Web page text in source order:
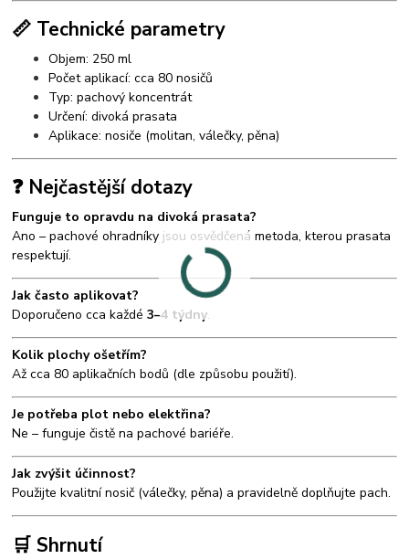
📏 Technické parametry
Objem: 250 ml
Počet aplikací: cca 80 nosičů
Typ: pachový koncentrát
Určení: divoká prasata
Aplikace: nosiče (molitan, válečky, pěna)
❓ Nejčastější dotazy
Funguje to opravdu na divoká prasata?
Ano – pachové ohradníky jsou osvědčená metoda, kterou prasata
respektují.
Jak často aplikovat?
Doporučeno cca každé3–4 týdny.
Kolik plochy ošetřím?
Až cca 80 aplikačních bodů (dle způsobu použití).
Je potřeba plot nebo elektřina?
Ne – funguje čistě na pachové bariéře.
Jak zvýšit účinnost?
Použijte kvalitní nosič (válečky, pěna) a pravidelně doplňujte pach.
🛒 Shrnutí